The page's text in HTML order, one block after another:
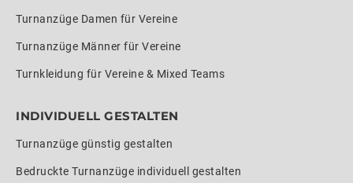
Turnanzüge Damen für Vereine
Turnanzüge Männer für Vereine
Turnkleidung für Vereine & Mixed Teams
INDIVIDUELL GESTALTEN
Turnanzüge günstig gestalten
Bedruckte Turnanzüge individuell gestalten